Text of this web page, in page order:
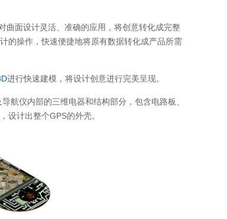
曲面设计灵活、准确的应用，将创意转化成完整
的操作，快速便捷地将原有数据转化成产品所需
进行快速建模，将设计创意进行完美呈现。
航仪内部的三维电器和结构部分，包含电路板、
设计出整个GPS的外壳。